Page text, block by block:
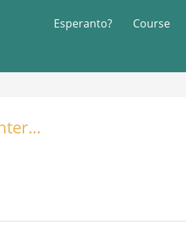
Esperanto? Course